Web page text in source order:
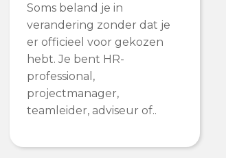
Soms beland je in
verandering zonder dat je
er officieel voor gekozen
hebt. Je bent HR-
professional,
projectmanager,
teamleider, adviseur of..